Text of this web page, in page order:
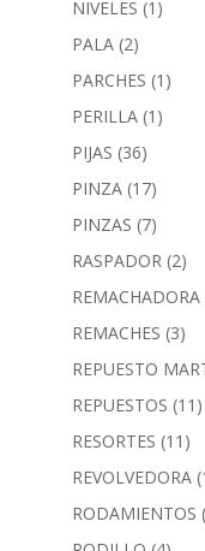
NIVELES (1)
PALA (2)
PARCHES (1)
PERILLA (1)
PIJAS (36)
PINZA (17)
PINZAS (7)
RASPADOR (2)
REMACHADORA
REMACHES (3)
REPUESTO
REPUESTOS (11)
RESORTES (11)
REVOLVEDORA
RODAMIENTOS